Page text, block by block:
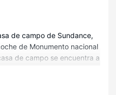
de campo de Sundance,
de Monumento nacional
de campo se encuentra a